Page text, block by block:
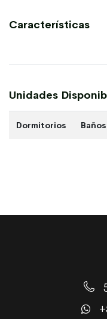
Características
Unidades
Dormitorios Baños